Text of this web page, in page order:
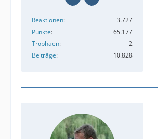
Reaktionen
3.727
Punkte
65.177
Trophäen
2
Beiträge
10.828